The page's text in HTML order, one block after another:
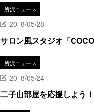
所沢ニュース
2018/05/28
サロン風スタジオ「
所沢ニュース
2018/05/24
二子山部屋を応援しよう